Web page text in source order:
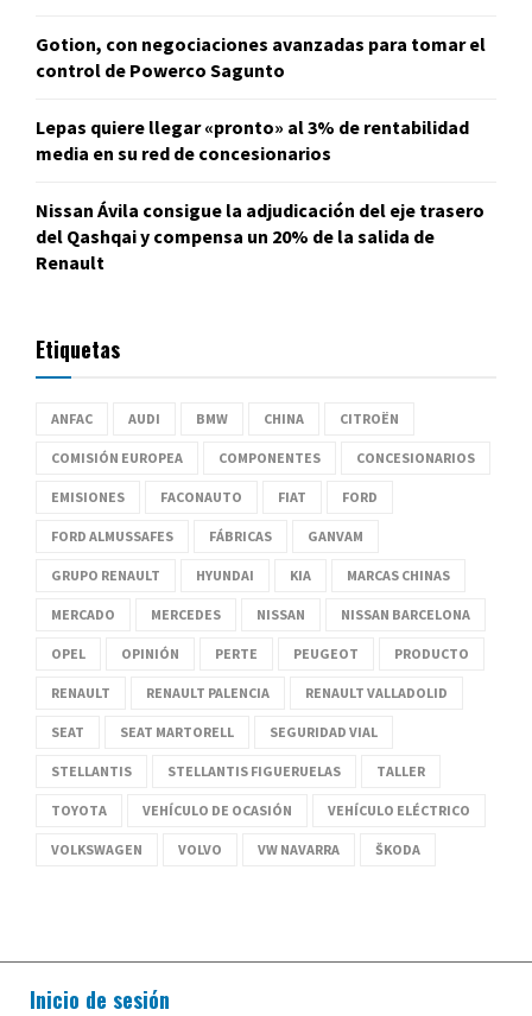
Gotion, con negociaciones avanzadas para tomar el
control de Powerco Sagunto
Lepas quiere llegar «pronto» al 3% de rentabilidad
media en su red de concesionarios
Nissan Ávila consigue la adjudicación del eje trasero
del Qashqai y compensa un 20% de la salida de
Renault
Etiquetas
ANFAC AUDI BMW CHINA CITROËN
COMISIÓN EUROPEA COMPONENTES CONCESIONARIOS
EMISIONES FACONAUTO FIAT FORD
FORD ALMUSSAFES FÁBRICAS GANVAM
GRUPO RENAULT HYUNDAI KIA MARCAS CHINAS
MERCADO MERCEDES NISSAN NISSAN BARCELONA
OPEL OPINIÓN PERTE PEUGEOT PRODUCTO
RENAULT RENAULT PALENCIA RENAULT VALLADOLID
SEAT SEAT MARTORELL SEGURIDAD VIAL
STELLANTIS STELLANTIS FIGUERUELAS TALLER
TOYOTA VEHÍCULO DE OCASIÓN VEHÍCULO ELÉCTRICO
VOLKSWAGEN VOLVO VW NAVARRA ŠKODA
Inicio de sesión